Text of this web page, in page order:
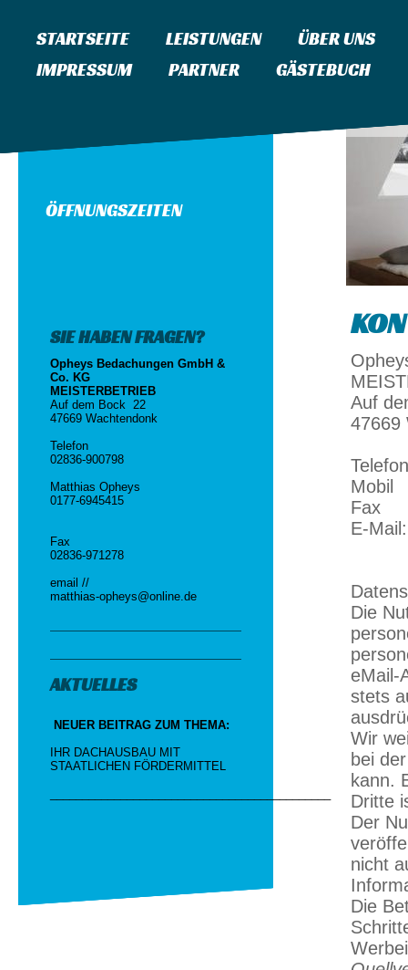
STARTSEITE LEISTUNGEN
ÜBER UNS
IMPRESSUM
PARTNER GÄSTEBUCH
ÖFFNUNGSZEITEN
SIE HABEN FRAGEN?
Opheys Bedachungen GmbH &
Co. KG
MEISTERBETRIEB
Auf dem Bock 22
47669 Wachtendonk
Telefon
02836-900798
Matthias Opheys
0177-6945415
Fax
02836-971278
email //
matthias-opheys@online.de
AKTUELLES
NEUER BEITRAG ZUM THEMA:
IHR DACHAUSBAU MIT
STAATLICHEN FÖRDERMITTEL
Auf
47669
Mobil
Fax
E-
Die
eMail-
stets
Wir
bei
kann.
Dritte
Der
nicht
Die